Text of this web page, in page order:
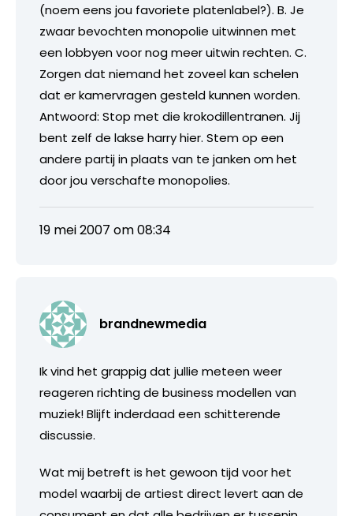
(noem eens jou favoriete platenlabel?). B. Je
zwaar bevochten monopolie uitwinnen met
een lobbyen voor nog meer uitwin rechten. C.
Zorgen dat niemand het zoveel kan schelen
dat er kamervragen gesteld kunnen worden.
Antwoord: Stop met die krokodillentranen. Jij
bent zelf de lakse harry hier. Stem op een
andere partij in plaats van te janken om het
door jou verschafte monopolies.
19 mei 2007 om 08:34
brandnewmedia
Ik vind het grappig dat jullie meteen weer
reageren richting de business modellen van
muziek! Blijft inderdaad een schitterende
discussie.
Wat mij betreft is het gewoon tijd voor het
model waarbij de artiest direct levert aan de